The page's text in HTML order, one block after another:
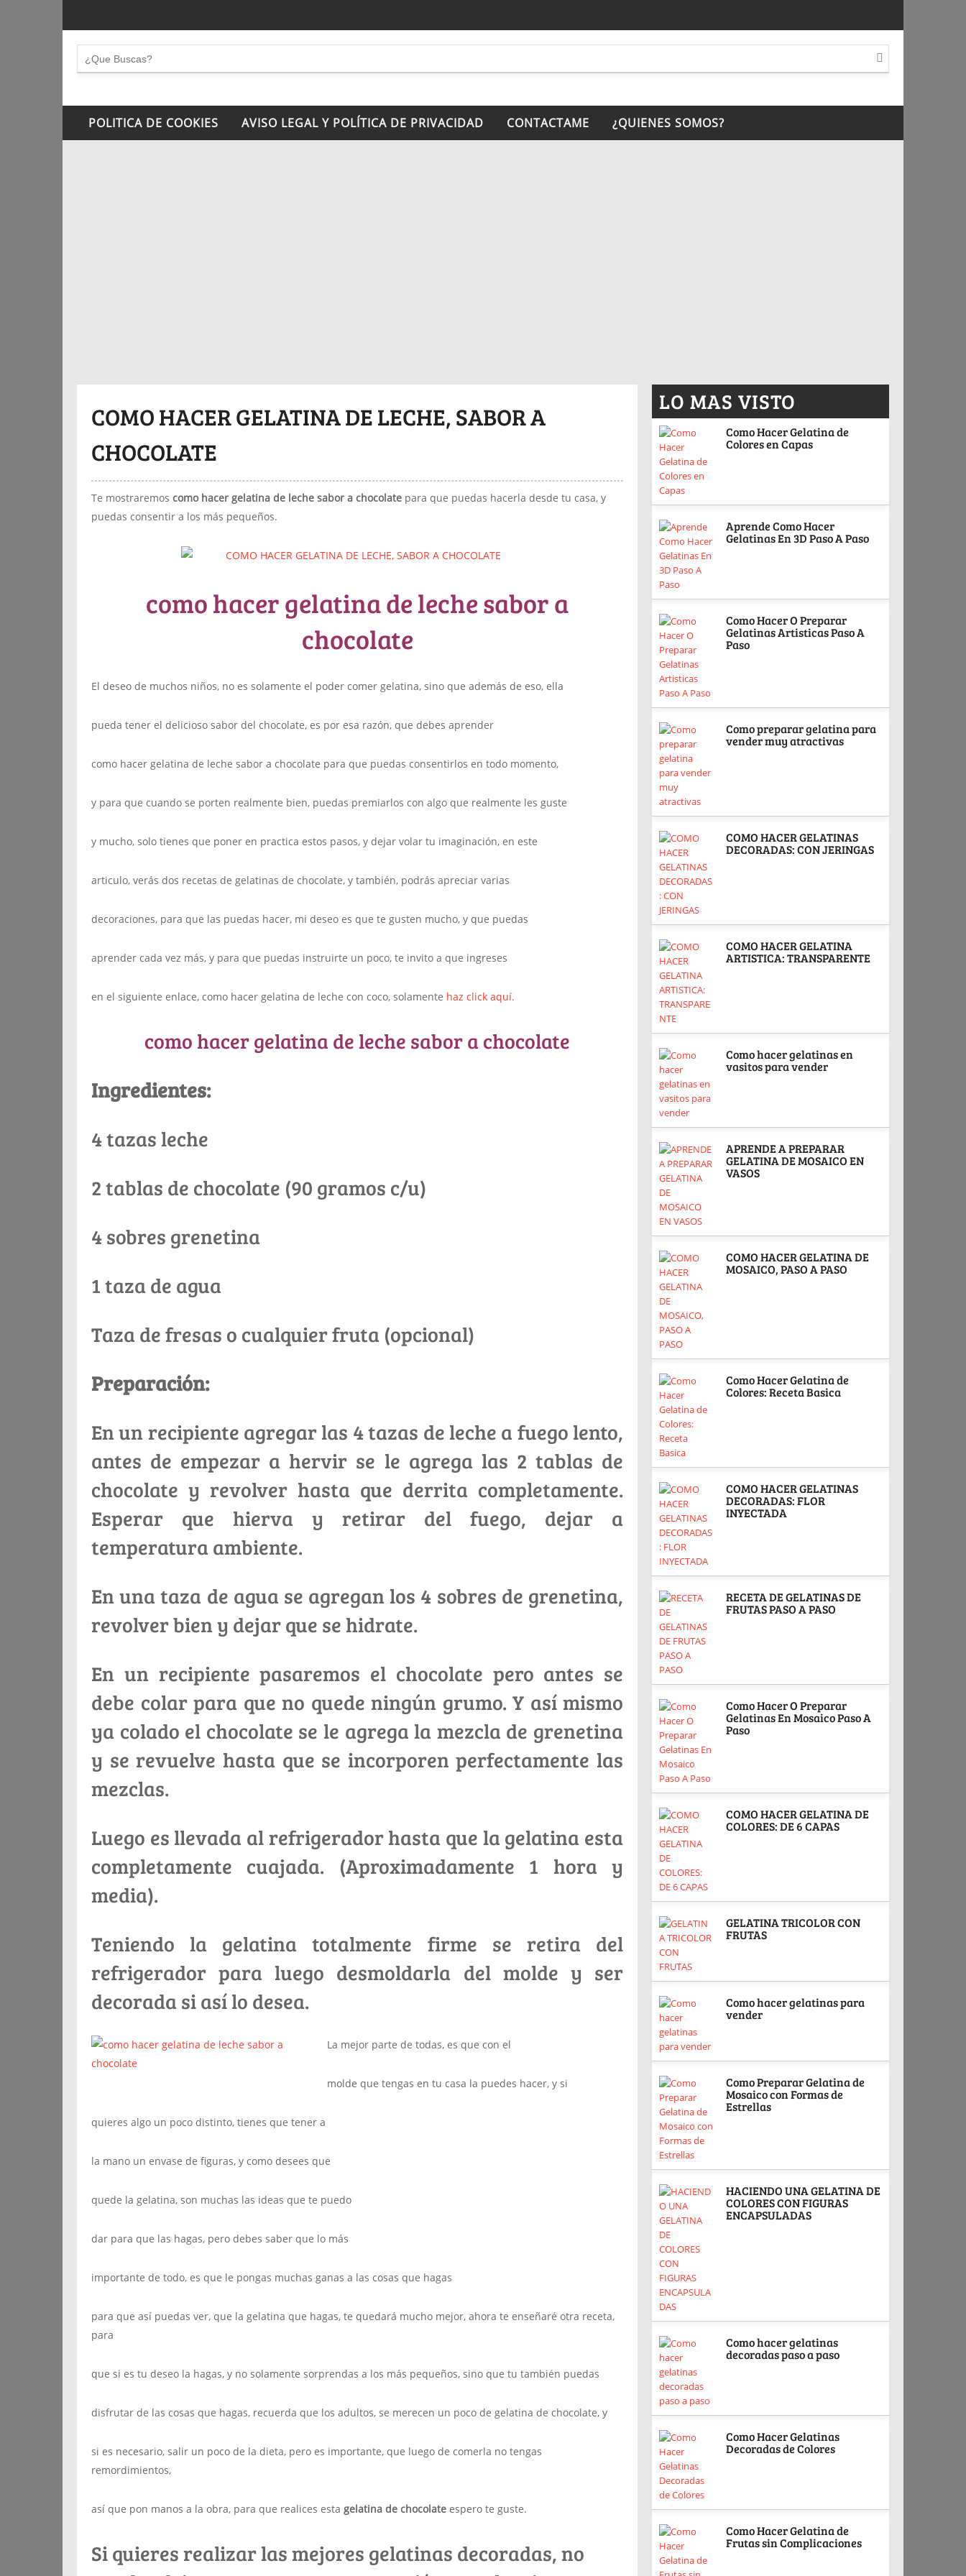
POLITICA DE COOKIES AVISO LEGAL Y POLÍTICA DE PRIVACIDAD CONTACTAME ¿QUIENES SOMOS?
COMO HACER GELATINA DE LECHE, SABOR A
CHOCOLATE
Te mostraremos como hacer gelatina de leche sabor a chocolate para que puedas hacerla desde tu casa, y
puedas consentir a los más pequeños.
como hacer gelatina de leche sabor a
chocolate
El deseo de muchos niños, no es solamente el poder comer gelatina, sino que además de eso, ella
pueda tener el delicioso sabor del chocolate, es por esa razón, que debes aprender
como hacer gelatina de leche sabor a chocolate para que puedas consentirlos en todo momento,
y para que cuando se porten realmente bien, puedas premiarlos con algo que realmente les guste
y mucho, solo tienes que poner en practica estos pasos, y dejar volar tu imaginación, en este
articulo, verás dos recetas de gelatinas de chocolate, y también, podrás apreciar varias
decoraciones, para que las puedas hacer, mi deseo es que te gusten mucho, y que puedas
aprender cada vez más, y para que puedas instruirte un poco, te invito a que ingreses
en el siguiente enlace, como hacer gelatina de leche con coco, solamente haz click aquí.
como hacer gelatina de leche sabor a chocolate
Ingredientes:
4 tazas leche
2 tablas de chocolate (90 gramos c/u)
4 sobres grenetina
1 taza de agua
Taza de fresas o cualquier fruta (opcional)
Preparación:
En un recipiente agregar las 4 tazas de leche a fuego lento,
antes de empezar a hervir se le agrega las 2 tablas de
chocolate y revolver hasta que derrita completamente.
Esperar que hierva y retirar del fuego, dejar a
temperatura ambiente.
En una taza de agua se agregan los 4 sobres de grenetina,
revolver bien y dejar que se hidrate.
En un recipiente pasaremos el chocolate pero antes se
debe colar para que no quede ningún grumo. Y así mismo
ya colado el chocolate se le agrega la mezcla de grenetina
y se revuelve hasta que se incorporen perfectamente las
mezclas.
Luego es llevada al refrigerador hasta que la gelatina esta
completamente cuajada. (Aproximadamente 1 hora y
media).
Teniendo la gelatina totalmente firme se retira del
refrigerador para luego desmoldarla del molde y ser
decorada si así lo desea.
La mejor parte de todas, es que con el
molde que tengas en tu casa la puedes hacer, y si
quieres algo un poco distinto, tienes que tener a
la mano un envase de figuras, y como desees que
quede la gelatina, son muchas las ideas que te puedo
dar para que las hagas, pero debes saber que lo más
importante de todo, es que le pongas muchas ganas a las cosas que hagas
para que así puedas ver, que la gelatina que hagas, te quedará mucho mejor, ahora te enseñaré otra receta,
para
que si es tu deseo la hagas, y no solamente sorprendas a los más pequeños, sino que tu también puedas
disfrutar de las cosas que hagas, recuerda que los adultos, se merecen un poco de gelatina de chocolate, y
si es necesario, salir un poco de la dieta, pero es importante, que luego de comerla no tengas
remordimientos,
así que pon manos a la obra, para que realices esta gelatina de chocolate espero te guste.
Si quieres realizar las mejores gelatinas decoradas, no
LO MAS VISTO
Como Hacer Gelatina de
Colores en Capas
Aprende Como Hacer
Gelatinas En 3D Paso A Paso
Como Hacer O Preparar
Gelatinas Artisticas Paso A
Paso
Como preparar gelatina para
vender muy atractivas
COMO HACER GELATINAS
DECORADAS: CON JERINGAS
COMO HACER GELATINA
ARTISTICA: TRANSPARENTE
Como hacer gelatinas en
vasitos para vender
APRENDE A PREPARAR
GELATINA DE MOSAICO EN
VASOS
COMO HACER GELATINA DE
MOSAICO, PASO A PASO
Como Hacer Gelatina de
Colores: Receta Basica
COMO HACER GELATINAS
DECORADAS: FLOR
INYECTADA
RECETA DE GELATINAS DE
FRUTAS PASO A PASO
Como Hacer O Preparar
Gelatinas En Mosaico Paso A
Paso
COMO HACER GELATINA DE
COLORES: DE 6 CAPAS
GELATINA TRICOLOR CON
FRUTAS
Como hacer gelatinas para
vender
Como Preparar Gelatina de
Mosaico con Formas de
Estrellas
HACIENDO UNA GELATINA DE
COLORES CON FIGURAS
ENCAPSULADAS
Como hacer gelatinas
decoradas paso a paso
Como Hacer Gelatinas
Decoradas de Colores
Como Hacer Gelatina de
Frutas sin Complicaciones